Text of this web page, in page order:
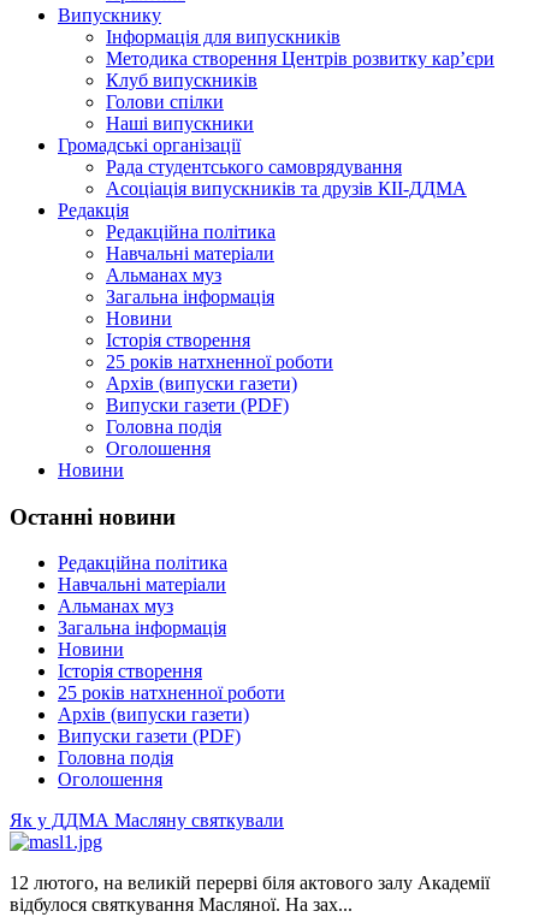
Випускнику
Інформація для випускників
Методика створення Центрів розвитку кар’єри
Клуб випускників
Голови спілки
Наші випускники
Громадські організації
Рада студентського самоврядування
Асоціація випускників та друзів КІІ-ДДМА
Редакція
Редакційна політика
Навчальні матеріали
Альманах муз
Загальна інформація
Новини
Історія створення
25 років натхненної роботи
Архів (випуски газети)
Випуски газети (PDF)
Головна подія
Оголошення
Новини
Останні новини
Редакційна політика
Навчальні матеріали
Альманах муз
Загальна інформація
Новини
Історія створення
25 років натхненної роботи
Архів (випуски газети)
Випуски газети (PDF)
Головна подія
Оголошення
Як у ДДМА Масляну святкували
12 лютого, на великій перерві біля актового залу Академії
відбулося святкування Масляної. На зах...